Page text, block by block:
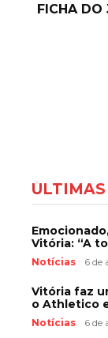
FICHA
Vitória: “A
Notícias 6 de
Vitória faz
o Athletico
Notícias 6 de